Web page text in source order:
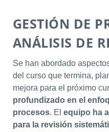
GESTIÓN DE
ANÁLISIS DE
Se han abordado
del curso que termina,
mejora para el próximo
profundizado en el
procesos. El equipo ha
para la revisión